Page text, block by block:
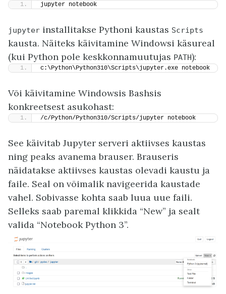
jupyter notebook
jupyter installitakse Pythoni kaustas Scripts
kausta. Näiteks käivitamine Windowsi käsureal
(kui Python pole keskkonnamuutujas PATH):
c:\Python\Python310\Scripts\jupyter.exe notebook
Või käivitamine Windowsis Bashsis
konkreetsest asukohast:
/c/Python/Python310/Scripts/jupyter notebook
See käivitab Jupyter serveri aktiivses kaustas
ning peaks avanema brauser. Brauseris
näidatakse aktiivses kaustas olevadi kaustu ja
faile. Seal on võimalik navigeerida kaustade
vahel. Sobivasse kohta saab luua uue faili.
Selleks saab paremal klikkida “New” ja sealt
valida “Notebook Python 3”.